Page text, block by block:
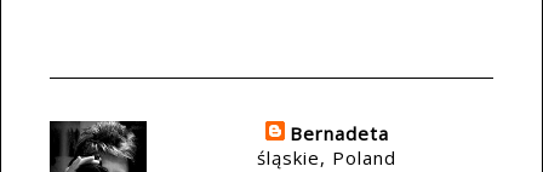
Bernadeta
śląskie, Poland